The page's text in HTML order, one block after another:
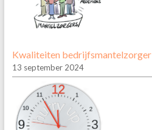
Kwaliteiten bedrijfsmantelzorger
13 september 2024